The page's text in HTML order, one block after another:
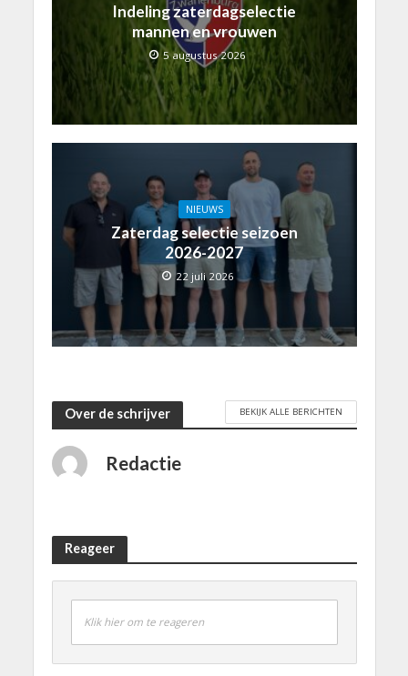
Indeling zaterdagselectie
mannen en vrouwen
5 augustus 2026
NIEUWS
Zaterdag selectie seizoen
2026-2027
22 juli 2026
Over de schrijver BEKIJK ALLE BERICHTEN
Redactie
Reageer
Klik hier om te reageren